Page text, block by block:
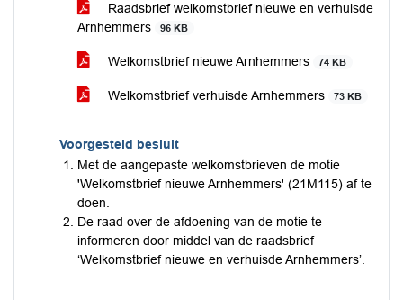
Raadsbrief welkomstbrief nieuwe en verhuisde
Arnhemmers
96 KB
Welkomstbrief nieuwe Arnhemmers 74 KB
Welkomstbrief verhuisde Arnhemmers 73 KB
Voorgesteld besluit
Met de aangepaste welkomstbrieven de motie
'Welkomstbrief nieuwe Arnhemmers' (21M115) af te
doen.
De raad over de afdoening van de motie te
informeren door middel van de raadsbrief
‘Welkomstbrief nieuwe en verhuisde Arnhemmers’.